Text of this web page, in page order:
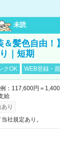
未読
＆髪色自由
｜短期
クOK WEB登録・
：117,600円＝
給
り
社規定あり。